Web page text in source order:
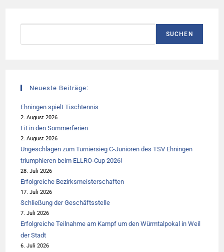
SUCHEN
Neueste Beiträge:
Ehningen spielt Tischtennis
2. August 2026
Fit in den Sommerferien
2. August 2026
Ungeschlagen zum Turniersieg C-Junioren des TSV Ehningen
triumphieren beim ELLRO-Cup 2026!
28. Juli 2026
Erfolgreiche Bezirksmeisterschaften
17. Juli 2026
Schließung der Geschäftsstelle
7. Juli 2026
Erfolgreiche Teilnahme am Kampf um den Würmtalpokal in Weil
der Stadt
6. Juli 2026